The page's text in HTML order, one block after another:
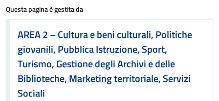
Questa pagina è gestita da
AREA 2 – Cultura e beni culturali, Politiche
giovanili, Pubblica Istruzione, Sport,
Turismo, Gestione degli Archivi e delle
Biblioteche, Marketing territoriale, Servizi
Sociali